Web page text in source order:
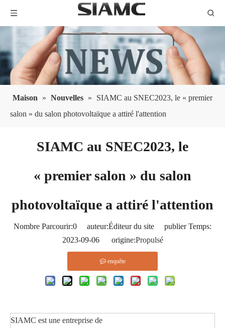
Maison » Nouvelles »
SIAMC au SNEC2023, le « premier
salon » du salon photovoltaïque a attiré l'attention
SIAMC au SNEC2023, le
« premier salon » du salon
photovoltaïque a attiré l'attention
Nombre Parcourir:0 auteur:Éditeur du site publier Temps:
2023-09-06 origine:Propulsé
enquête
SIAMC est une entreprise de